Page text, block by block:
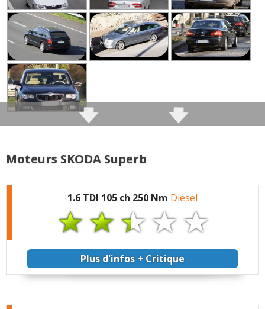
sinon entretient régulier classique
PS ce n'est pas un problème mécanique mais la
courroie d'accessoire est difficile d'accès,
contrairement aux autres pièces.
Note :17/20
Prix assurance :450 euros/an (Assureur : BNP)
très bonne voiture agréable à conduire sur des
longs trajets, beaucoup de couple, un peu moins
tous les jours car imposante et un peu "pataud"
mais reste tout a fait convenable.
idem de nuit, très bon éclairage (ampoules à
filament classiques).
pas peur de partir loin avec, les trajets passent
relativement vites. très peu de bruits parasites pour
Moteurs SKODA Superb
1.6 TDI 105 ch 250 Nm Diesel
Plus d'infos + Critique